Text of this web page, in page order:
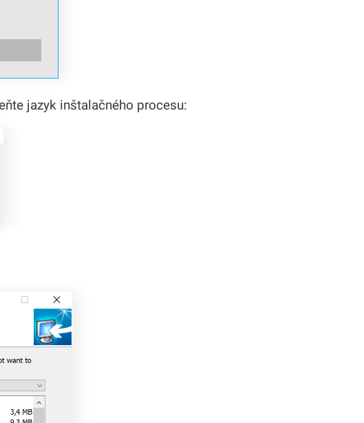
jazyk inštalačného procesu: